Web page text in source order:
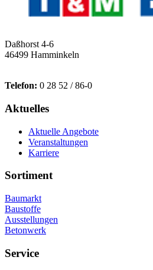
Daßhorst 4-6
46499 Hamminkeln
Telefon: 0 28 52 / 86-0
Aktuelles
Aktuelle Angebote
Veranstaltungen
Karriere
Sortiment
Baumarkt
Baustoffe
Ausstellungen
Betonwerk
Service